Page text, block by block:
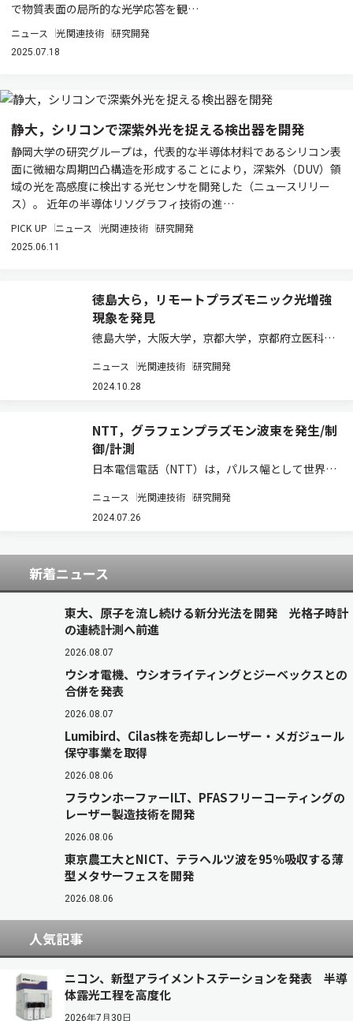
で物質表面の局所的な光学応答を観…
ニュース 光関連技術 研究開発
2025.07.18
静大，シリコンで深紫外光を捉える検出器を開発
静岡大学の研究グループは，代表的な半導体材料であるシリコン表
面に微細な周期凹凸構造を形成することにより，深紫外（DUV）領
域の光を高感度に検出する光センサを開発した（ニュースリリー
ス）。 近年の半導体リソグラフィ技術の進…
PICK UP ニュース 光関連技術 研究開発
2025.06.11
徳島大ら，リモートプラズモニック光増強
現象を発見
徳島大学，大阪大学，京都大学，京都府立医科大
「リモートプラズモニック光増強現象」を世界で
初めて実証した（ニュースリリース）。 プラズモ
ニュース 光関連技術 研究開発
2024.10.28
NTT，グラフェンプラズモン波束を発生/制
御/計測
日本電信電話（NTT）は，パルス幅として世界最
束を電気的に発生・伝搬制御することに成功した
（ニュースリリース）。 テラヘルツ（THz）波を
ニュース 光関連技術 研究開発
2024.07.26
新着ニュース
東大、原子を流し続ける新分光法を開発 光格子時計
の連続計測へ前進
2026.08.07
ウシオ電機、ウシオライティングとジーベックスとの
合併を発表
2026.08.07
Lumibird、Cilas株を売却しレーザー・メガジュール
保守事業を取得
2026.08.06
フラウンホーファーILT、PFASフリーコーティングの
レーザー製造技術を開発
2026.08.06
東京農工大とNICT、テラヘルツ波を95％吸収する薄
型メタサーフェスを開発
2026.08.06
人気記事
ニコン、新型アライメントステーションを発表 半導
体露光工程を高度化
2026年7月30日